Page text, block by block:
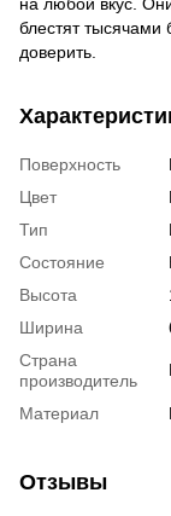
блестят
доверить.
Поверхность
Цвет
Тип
Состояние
Высота
Ширина
Страна
производитель
Материал
Отзывы